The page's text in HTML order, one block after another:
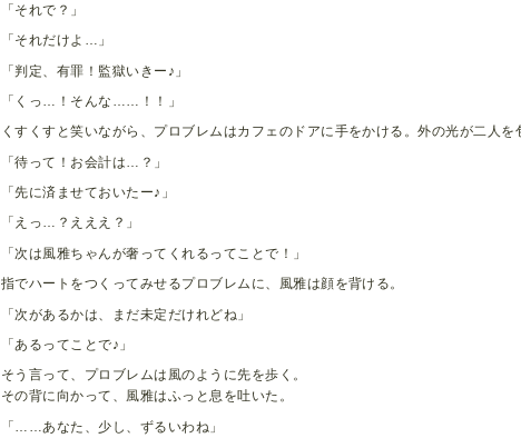
「それで？」
「それだけよ…」
「判定、有罪！監獄いきー♪」
「くっ…！そんな……！！」
くすくすと笑いながら、プロブレムはカフェのドアに手をかける。外の光が二人を
「待って！お会計は…？」
「先に済ませておいたー♪」
「えっ…？えええ？」
「次は風雅ちゃんが奢ってくれるってことで！」
指でハートをつくってみせるプロブレムに、風雅は顔を背ける。
「次があるかは、まだ未定だけれどね」
「あるってことで♪」
そう言って、プロブレムは風のように先を歩く。
その背に向かって、風雅はふっと息を吐いた。
「……あなた、少し、ずるいわね」